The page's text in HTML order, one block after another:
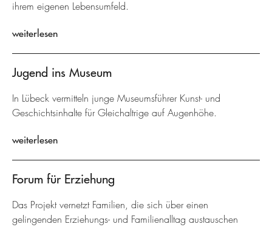
ihrem eigenen Lebensumfeld.
weiterlesen
Jugend ins Museum
In Lübeck vermitteln junge Museumsführer Kunst- und
Geschichtsinhalte für Gleichaltrige auf Augenhöhe.
weiterlesen
Forum für Erziehung
Das Projekt vernetzt Familien, die sich über einen
gelingenden Erziehungs- und Familienalltag austauschen